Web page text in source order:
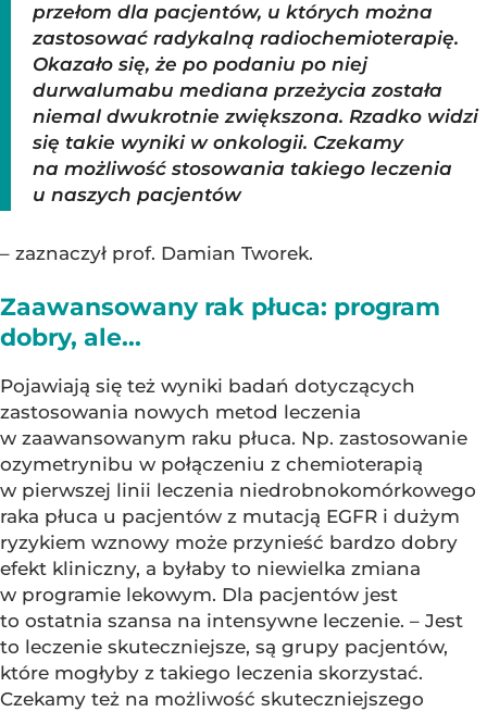
przełom dla pacjentów, u których można
zastosować radykalną radiochemioterapię.
Okazało się, że po podaniu po niej
durwalumabu mediana przeżycia została
niemal dwukrotnie zwiększona. Rzadko widzi
się takie wyniki w onkologii. Czekamy
na możliwość stosowania takiego leczenia
u naszych pacjentów
– zaznaczył prof. Damian Tworek.
Zaawansowany rak płuca: program
dobry, ale...
Pojawiają się też wyniki badań dotyczących
zastosowania nowych metod leczenia
w zaawansowanym raku płuca. Np. zastosowanie
ozymetrynibu w połączeniu z chemioterapią
w pierwszej linii leczenia niedrobnokomórkowego
raka płuca u pacjentów z mutacją EGFR i dużym
ryzykiem wznowy może przynieść bardzo dobry
efekt kliniczny, a byłaby to niewielka zmiana
w programie lekowym. Dla pacjentów jest
to ostatnia szansa na intensywne leczenie. – Jest
to leczenie skuteczniejsze, są grupy pacjentów,
które mogłyby z takiego leczenia skorzystać.
Czekamy też na możliwość skuteczniejszego